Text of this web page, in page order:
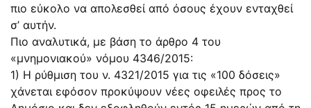
πιο εύκολο να απολεσθεί από όσους έχουν ενταχθεί
σ’ αυτήν.
Πιο αναλυτικά, με βάση το άρθρο 4 του
«μνημονιακού» νόμου 4346/2015:
1) Η ρύθμιση του ν. 4321/2015 για τις «100 δόσεις»
χάνεται εφόσον προκύψουν νέες οφειλές προς το